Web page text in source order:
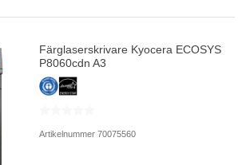
Färglaserskrivare Kyocera ECOSYS
P8060cdn A3
Artikelnummer 70075560